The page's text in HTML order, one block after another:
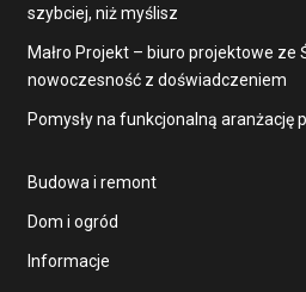
szybciej, niż myślisz
Małro Projekt – biuro projektowe ze
nowoczesność z doświadczeniem
Pomysły na funkcjonalną aranżację
Budowa i remont
Dom i ogród
Informacje